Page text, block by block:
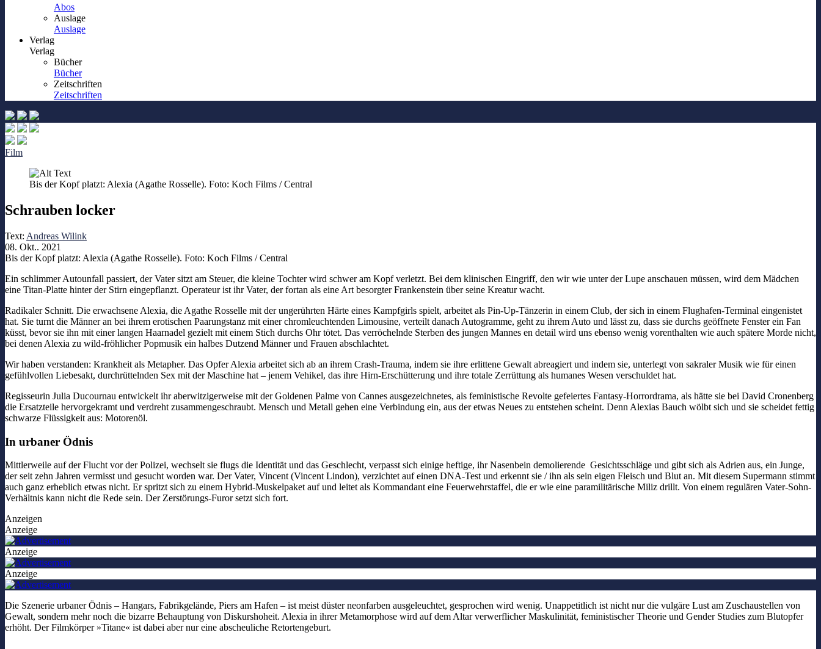
Abos
Auslage
Auslage
Verlag
Verlag
Bücher
Bücher
Zeitschriften
Zeitschriften
Film
Bis der Kopf platzt: Alexia (Agathe Rosselle). Foto: Koch Films / Central
Schrauben locker
Text: Andreas Wilink
08. Okt.. 2021
Bis der Kopf platzt: Alexia (Agathe Rosselle). Foto: Koch Films / Central
Ein schlimmer Autounfall passiert, der Vater sitzt am Steuer, die kleine Tochter wird schwer am Kopf verletzt. Bei dem klinischen Eingriff, den wir wie unter der Lupe anschauen müssen, wird dem Mädchen
eine Titan-Platte hinter der Stirn eingepflanzt. Operateur ist ihr Vater, der fortan als eine Art besorgter Frankenstein über seine Kreatur wacht.
Radikaler Schnitt. Die erwachsene Alexia, die Agathe Rosselle mit der ungerührten Härte eines Kampfgirls spielt, arbeitet als Pin-Up-Tänzerin in einem Club, der sich in einem Flughafen-Terminal eingenistet
hat. Sie turnt die Männer an bei ihrem erotischen Paarungstanz mit einer chromleuchtenden Limousine, verteilt danach Autogramme, geht zu ihrem Auto und lässt zu, dass sie durchs geöffnete Fenster ein Fan
küsst, bevor sie ihn mit einer langen Haarnadel gezielt mit einem Stich durchs Ohr tötet. Das verröchelnde Sterben des jungen Mannes en detail wird uns ebenso wenig vorenthalten wie auch spätere Morde nicht,
bei denen Alexia zu wild-fröhlicher Popmusik ein halbes Dutzend Männer und Frauen abschlachtet.
Wir haben verstanden: Krankheit als Metapher. Das Opfer Alexia arbeitet sich ab an ihrem Crash-Trauma, indem sie ihre erlittene Gewalt abreagiert und indem sie, unterlegt von sakraler Musik wie für einen
gefühlvollen Liebesakt, durchrüttelnden Sex mit der Maschine hat – jenem Vehikel, das ihre Hirn-Erschütterung und ihre totale Zerrüttung als humanes Wesen verschuldet hat.
Regisseurin Julia Ducournau entwickelt ihr aberwitzigerweise mit der Goldenen Palme von Cannes ausgezeichnetes, als feministische Revolte gefeiertes Fantasy-Horrordrama, als hätte sie bei David Cronenberg
die Ersatzteile hervorgekramt und verdreht zusammengeschraubt. Mensch und Metall gehen eine Verbindung ein, aus der etwas Neues zu entstehen scheint. Denn Alexias Bauch wölbt sich und sie scheidet fettig
schwarze Flüssigkeit aus: Motorenöl.
In urbaner Ödnis
Mittlerweile auf der Flucht vor der Polizei, wechselt sie flugs die Identität und das Geschlecht, verpasst sich einige heftige, ihr Nasenbein demolierende Gesichtsschläge und gibt sich als Adrien aus, ein Junge,
der seit zehn Jahren vermisst und gesucht worden war. Der Vater, Vincent (Vincent Lindon), verzichtet auf einen DNA-Test und erkennt sie / ihn als sein eigen Fleisch und Blut an. Mit diesem Supermann stimmt
auch ganz erheblich etwas nicht. Er spritzt sich zu einem Hybrid-Muskelpaket auf und leitet als Kommandant eine Feuerwehrstaffel, die er wie eine paramilitärische Miliz drillt. Von einem regulären Vater-Sohn-
Verhältnis kann nicht die Rede sein. Der Zerstörungs-Furor setzt sich fort.
Anzeigen
Anzeige
Anzeige
Anzeige
Die Szenerie urbaner Ödnis – Hangars, Fabrikgelände, Piers am Hafen – ist meist düster neonfarben ausgeleuchtet, gesprochen wird wenig. Unappetitlich ist nicht nur die vulgäre Lust am Zuschaustellen von
Gewalt, sondern mehr noch die bizarre Behauptung von Diskurshoheit. Alexia in ihrer Metamorphose wird auf dem Altar verwerflicher Maskulinität, feministischer Theorie und Gender Studies zum Blutopfer
erhöht. Der Filmkörper »Titane« ist dabei aber nur eine abscheuliche Retortengeburt.